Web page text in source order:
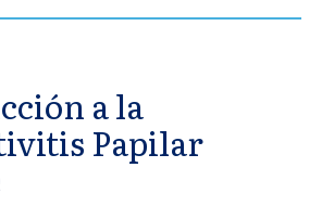
a la
Papilar